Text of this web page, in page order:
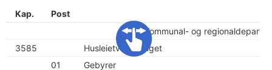
Kap.
Post
Kommunal- og
3585
Husleietvistutvalget
01
Gebyrer